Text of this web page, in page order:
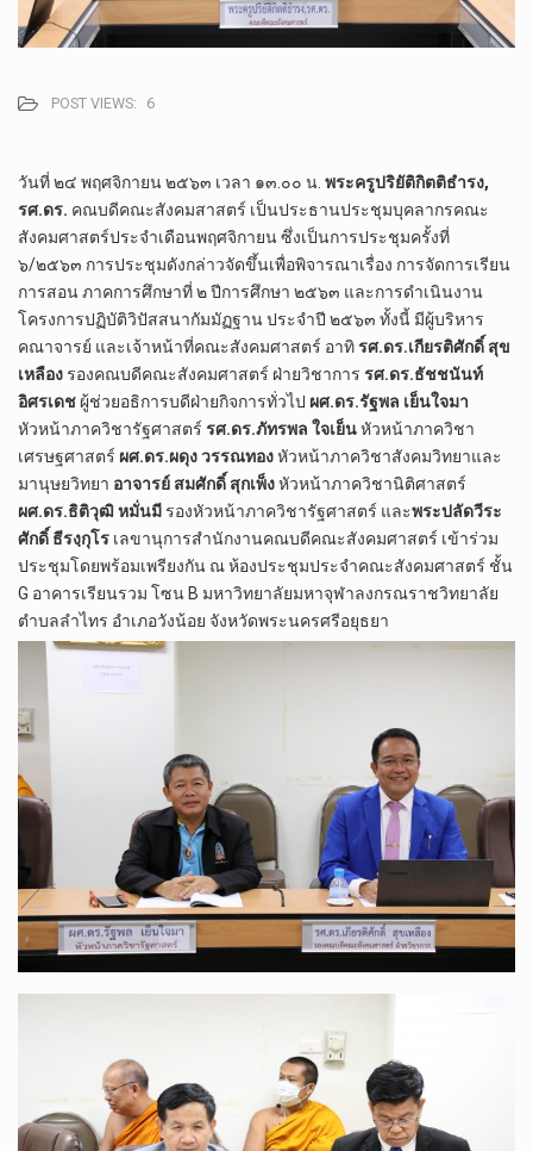
POST VIEWS: 6
วันที่ ๒๔ พฤศจิกายน ๒๕๖๓ เวลา ๑๓.๐๐ น. พระครูปริยัติกิตติธำรง,
รศ.ดร. คณบดีคณะสังคมสาสตร์ เป็นประธานประชุมบุคลากรคณะ
สังคมศาสตร์ประจำเดือนพฤศจิกายน ซึ่งเป็นการประชุมครั้งที่
๖/๒๕๖๓ การประชุมดังกล่าวจัดขึ้นเพื่อพิจารณาเรื่อง การจัดการเรียน
การสอน ภาคการศึกษาที่ ๒ ปีการศึกษา ๒๕๖๓ และการดำเนินงาน
โครงการปฏิบัติวิปัสสนากัมมัฏฐาน ประจำปี ๒๕๖๓ ทั้งนี้ มีผู้บริหาร
คณาจารย์ และเจ้าหน้าที่คณะสังคมศาสตร์ อาทิรศ.ดร.เกียรติศักดิ์ สุข
เหลือง รองคณบดีคณะสังคมศาสตร์ ฝ่ายวิชาการ รศ.ดร.ธัชชนันท์
อิศรเดช ผู้ช่วยอธิการบดีฝ่ายกิจการทั่วไป ผศ.ดร.รัฐพล เย็นใจมา
หัวหน้าภาควิชารัฐศาสตร์ รศ.ดร.ภัทรพล ใจเย็นหัวหน้าภาควิชา
เศรษฐศาสตร์ ผศ.ดร.ผดุง วรรณทองหัวหน้าภาควิชาสังคมวิทยาและ
มานุษยวิทยา อาจารย์ สมศักดิ์ สุกเพ็งหัวหน้าภาควิชานิติศาสตร์
ผศ.ดร.ธิติวุฒิ หมั่นมี รองหัวหน้าภาควิชารัฐศาสตร์ และพระปลัดวีระ
ศักดิ์ ธีรงฺกุโร เลขานุการสำนักงานคณบดีคณะสังคมศาสตร์ เข้าร่วม
ประชุมโดยพร้อมเพรียงกัน ณ ห้องประชุมประจำคณะสังคมศาสตร์ ชั้น
G อาคารเรียนรวม โซน B มหาวิทยาลัยมหาจุฬาลงกรณราชวิทยาลัย
ตำบลลำไทร อำเภอวังน้อย จังหวัดพระนครศรีอยุธยา